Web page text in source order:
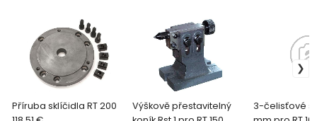
Příruba sklíčidla RT 200
Výškově přestavitelný
3-čelisťové